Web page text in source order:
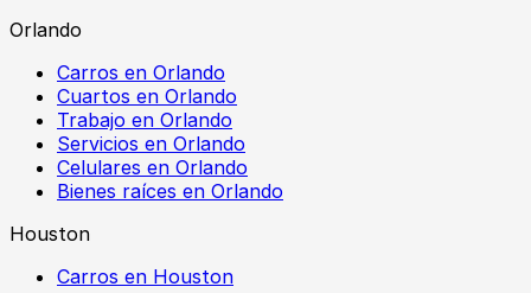
Orlando
Carros en Orlando
Cuartos en Orlando
Trabajo en Orlando
Servicios en Orlando
Celulares en Orlando
Bienes raíces en Orlando
Houston
Carros en Houston